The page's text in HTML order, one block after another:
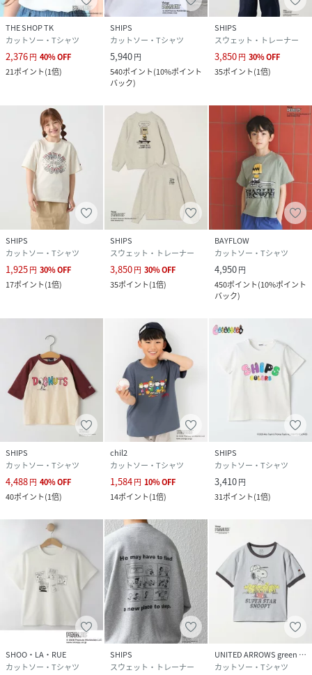
THE SHOP TK
カットソー・Tシャツ
2,376円 40%OFF
21ポイント(1倍)
SHIPS
カットソー・Tシャツ
5,940円
540ポイント(10%ポイント
バック)
SHIPS
スウェット・トレーナー
3,850円 30%OFF
35ポイント(1倍)
SHIPS
カットソー・Tシャツ
1,925円 30%OFF
17ポイント(1倍)
SHIPS
スウェット・トレーナー
3,850円 30%OFF
35ポイント(1倍)
BAYFLOW
カットソー・Tシャツ
4,950円
450ポイント(10%ポイント
バック)
SHIPS
カットソー・Tシャツ
4,488円 40%OFF
40ポイント(1倍)
chil2
カットソー・Tシャツ
1,584円 10%OFF
14ポイント(1倍)
SHIPS
カットソー・Tシャツ
3,410円
31ポイント(1倍)
SHOO・LA・RUE
カットソー・Tシャツ
SHIPS
スウェット・トレーナー
UNITED ARROWS green label relaxing
カットソー・Tシャツ